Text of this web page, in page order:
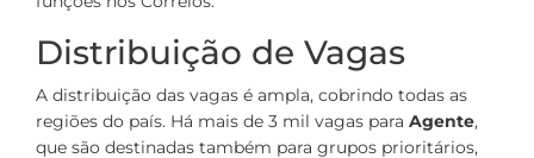
Distribuição de Vagas
A distribuição das vagas é ampla, cobrindo todas as
regiões do país. Há mais de 3 mil vagas para Agente,
que são destinadas também para grupos prioritários,